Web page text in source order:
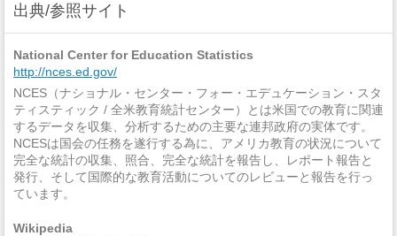
出典/参照サイト
National Center for Education Statistics
http://nces.ed.gov/
NCES（ナショナル・センター・フォー・エデュケーション・スタ
ティスティック / 全米教育統計センター）とは米国での教育に関連
するデータを収集、分析するための主要な連邦政府の実体です。
NCESは国会の任務を遂行する為に、アメリカ教育の状況について
完全な統計の収集、照合、完全な統計を報告し、レポート報告と
発行、そして国際的な教育活動についてのレビューと報告を行っ
ています。
Wikipedia